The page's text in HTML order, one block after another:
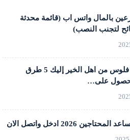
بالمال واتس اب (قائمة محدثة
لكل محتاج فلوس من اهل الخير إليك 5 طرق
على…
2026 ادخل واتصل الان